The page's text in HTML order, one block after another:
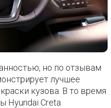
но по отзывам
лучшее
кузова. В то время
Hyundai Creta